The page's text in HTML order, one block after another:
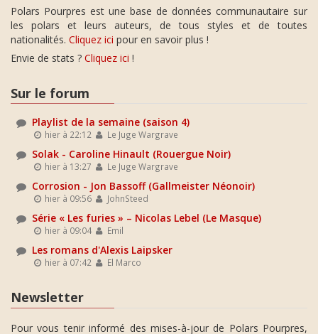
Polars Pourpres est une base de données communautaire sur
les polars et leurs auteurs, de tous styles et de toutes
nationalités. Cliquez ici pour en savoir plus !
Envie de stats ? Cliquez ici !
Sur le forum
Playlist de la semaine (saison 4)
hier à 22:12 Le Juge Wargrave
Solak - Caroline Hinault (Rouergue Noir)
hier à 13:27 Le Juge Wargrave
Corrosion - Jon Bassoff (Gallmeister Néonoir)
hier à 09:56 JohnSteed
Série « Les furies » – Nicolas Lebel (Le Masque)
hier à 09:04 Emil
Les romans d'Alexis Laipsker
hier à 07:42 El Marco
Newsletter
Pour vous tenir informé des mises-à-jour de Polars Pourpres,